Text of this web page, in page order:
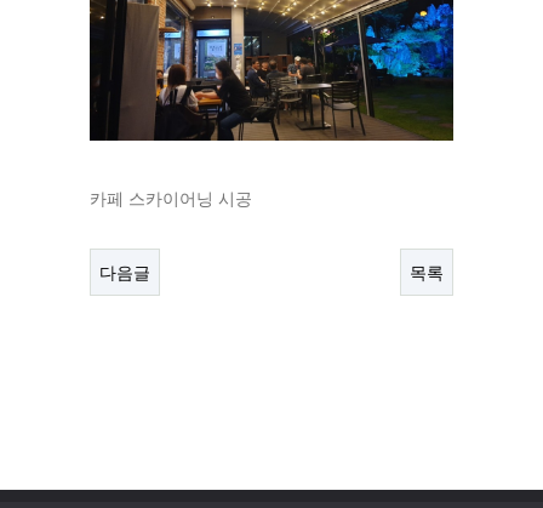
카페 스카이어닝 시공
다음글 목록